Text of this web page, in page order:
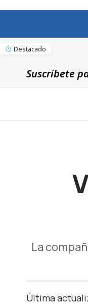
Destacado
Suscríbete
La
Última